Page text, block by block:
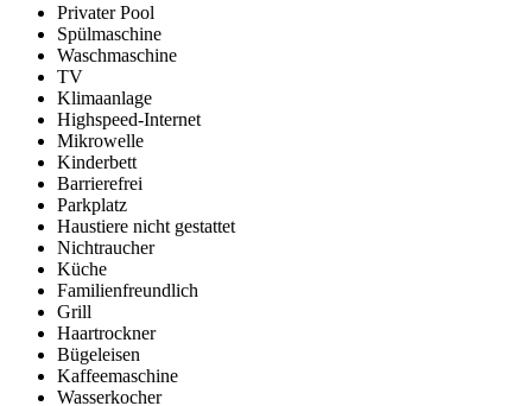
Privater Pool
Spülmaschine
Waschmaschine
TV
Klimaanlage
Highspeed-Internet
Mikrowelle
Kinderbett
Barrierefrei
Parkplatz
Haustiere nicht gestattet
Nichtraucher
Küche
Familienfreundlich
Grill
Haartrockner
Bügeleisen
Kaffeemaschine
Wasserkocher